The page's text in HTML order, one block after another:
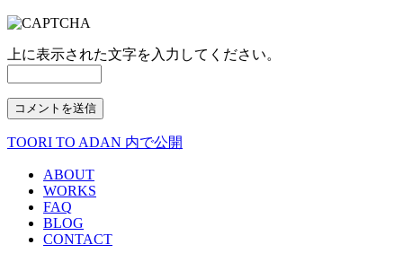
上に表示された文字を入力してください。
投
TOORI TO ADAN 内で公開
ABOUT
WORKS
FAQ
BLOG
CONTACT